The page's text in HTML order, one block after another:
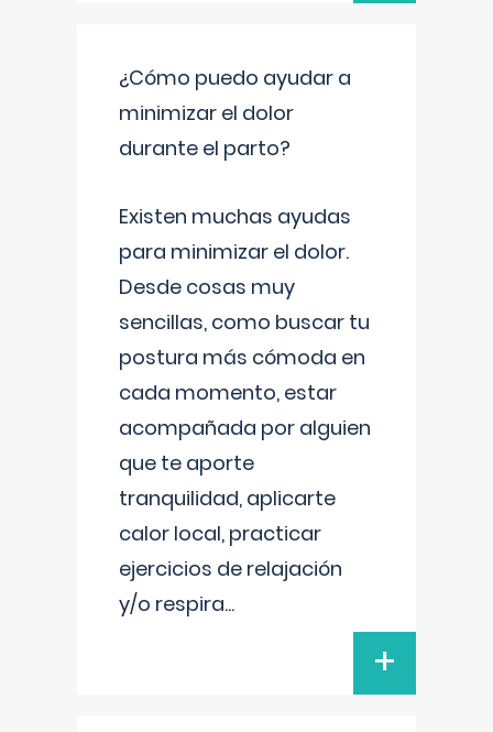
¿Cómo puedo ayudar a
minimizar el dolor
durante el parto?
Existen muchas ayudas
para minimizar el dolor.
Desde cosas muy
sencillas, como buscar tu
postura más cómoda en
cada momento, estar
acompañada por alguien
que te aporte
tranquilidad, aplicarte
calor local, practicar
ejercicios de relajación
y/o respira...
+